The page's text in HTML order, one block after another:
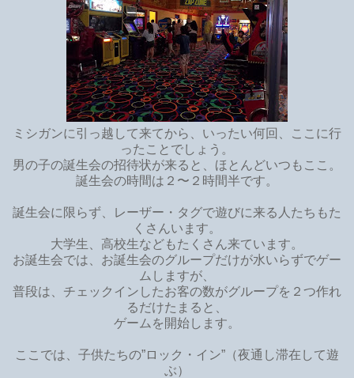
ミシガンに引っ越して来てから、いったい何回、ここに行
ったことでしょう。
男の子の誕生会の招待状が来ると、ほとんどいつもここ。
誕生会の時間は２〜２時間半です。
誕生会に限らず、レーザー・タグで遊びに来る人たちもた
くさんいます。
大学生、高校生などもたくさん来ています。
お誕生会では、お誕生会のグループだけが水いらずでゲー
ムしますが、
普段は、チェックインしたお客の数がグループを２つ作れ
るだけたまると、
ゲームを開始します。
ここでは、子供たちの”ロック・イン”（夜通し滞在して遊
ぶ）